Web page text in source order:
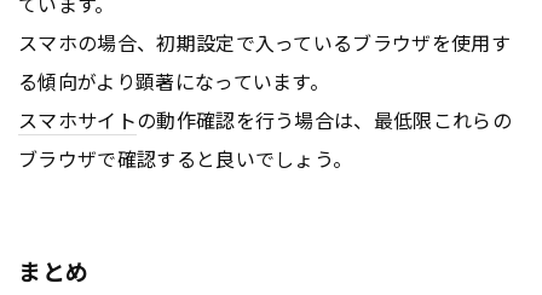
スマホの場合、初期設定で入っているブラウザを使用す
る傾向がより顕著になっています。
スマホサイトの動作確認を行う場合は、最低限これらの
ブラウザで確認すると良いでしょう。
まとめ